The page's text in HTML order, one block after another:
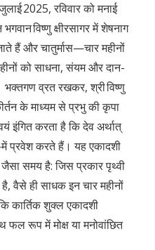
2025, रविवार को मनाई
विष्णु क्षीरसागर में शेषनाग
हैं और चातुर्मास—चार महीनों
को साधना, संयम और दान-
भक्तगण व्रत रखकर, श्री विष्णु
के माध्यम से प्रभु की कृपा
इंगित करता है कि देव अर्थात्
प्रवेश करते हैं। यह एकादशी
समय है: जिस प्रकार पृथ्वी
वैसे ही साधक इन चार महीनों
कार्तिक शुक्ल एकादशी
फल रूप में मोक्ष या मनोवांछित